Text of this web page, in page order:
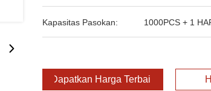
Kapasitas Pasokan: 1000PCS + 1
Dapatkan Harga Terbaik